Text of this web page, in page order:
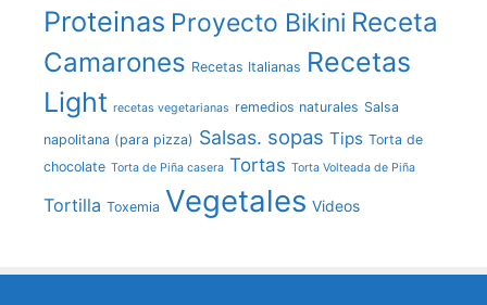
Proteinas Proyecto Bikini Receta
Camarones Recetas Italianas Recetas
Light recetas vegetarianas remedios naturales Salsa
napolitana (para pizza) Salsas. sopas Tips Torta de
chocolate Torta de Piña casera Tortas Torta Volteada de Piña
Tortilla Toxemia Vegetales Videos